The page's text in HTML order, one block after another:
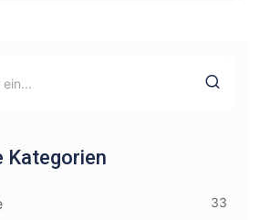
Kategorien
33